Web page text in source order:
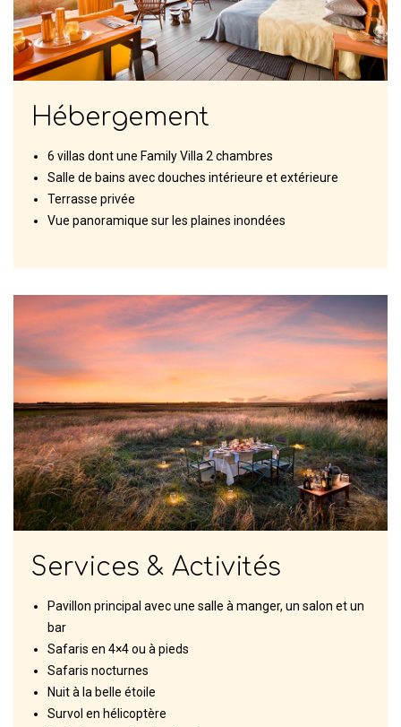
Hébergement
6 villas dont une Family Villa 2 chambres
Salle de bains avec douches intérieure et extérieure
Terrasse privée
Vue panoramique sur les plaines inondées
Services & Activités
Pavillon principal avec une salle à manger, un salon et un
bar
Safaris en 4×4 ou à pieds
Safaris nocturnes
Nuit à la belle étoile
Survol en hélicoptère